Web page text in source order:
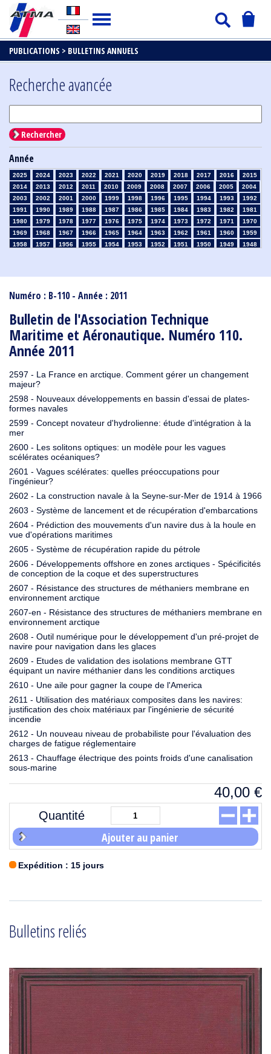
PUBLICATIONS > BULLETINS ANNUELS
Numéro : B-110 - Année : 2011
Bulletin de l'Association Technique
Maritime et Aéronautique. Numéro 110.
Année 2011
2597 - La France en arctique. Comment gérer un changement
majeur?
2598 - Nouveaux développements en bassin d'essai de plates-
formes navales
2599 - Concept novateur d'hydrolienne: étude d'intégration à la
mer
2600 - Les solitons optiques: un modèle pour les vagues
scélérates océaniques?
2601 - Vagues scélérates: quelles préoccupations pour
l'ingénieur?
2602 - La construction navale à la Seyne-sur-Mer de 1914 à 1966
2603 - Système de lancement et de récupération d'embarcations
2604 - Prédiction des mouvements d'un navire dus à la houle en
vue d'opérations maritimes
2605 - Système de récupération rapide du pétrole
2606 - Développements offshore en zones arctiques - Spécificités
de conception de la coque et des superstructures
2607 - Résistance des structures de méthaniers membrane en
environnement arctique
2607-en - Résistance des structures de méthaniers membrane en
environnement arctique
2608 - Outil numérique pour le développement d'un pré-projet de
navire pour navigation dans les glaces
2609 - Etudes de validation des isolations membrane GTT
équipant un navire méthanier dans les conditions arctiques
2610 - Une aile pour gagner la coupe de l'America
2611 - Utilisation des matériaux composites dans les navires:
justification des choix matériaux par l'ingénierie de sécurité
incendie
2612 - Un nouveau niveau de probabiliste pour l'évaluation des
charges de fatigue réglementaire
2613 - Chauffage électrique des points froids d'une canalisation
sous-marine
40,00 €
Quantité
Ajouter au panier
Expédition : 15 jours
Recherche avancée
Rechercher
Année
2025 2024 2023 2022 2021 2020 2019 2018 2017 2016
2015
2014
2013 2012 2011 2010 2009 2008 2007 2006 2005
2004
2003
2002 2001 2000 1999 1998 1996 1995 1994 1993
1992
1991
1990 1989 1988 1987 1986 1985 1984 1983 1982
1981
1980
1979 1978 1977 1976 1975 1974 1973 1972 1971
1970
1969
1968 1967 1966 1965 1964 1963 1962 1961 1960
1959
1958
1957 1956 1955 1954 1953 1952 1951 1950 1949
1948
1910
1909 1908 1906 1905 1904 1903 1902 1901 1900
1895
Bulletins reliés